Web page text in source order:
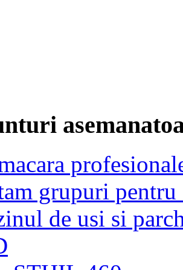
grupuri pentru
de usi si